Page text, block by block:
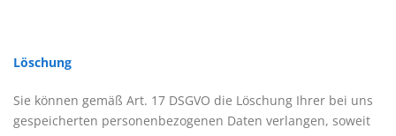
Löschung
Sie können gemäß Art. 17 DSGVO die Löschung Ihrer bei uns
gespeicherten personenbezogenen Daten verlangen, soweit